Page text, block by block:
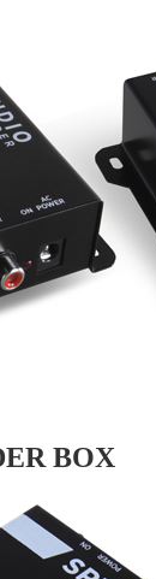
BOX